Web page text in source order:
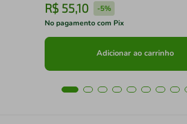
R$ 55,10 -5%
No pagamento com Pix
Adicionar ao carrinho